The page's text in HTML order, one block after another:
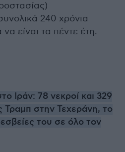
240 χρόνια
είναι τα πέντε έτη.
Ιράν: 78 νεκροί και 329
Τραμπ στην Τεχεράνη, το
του σε όλο τον